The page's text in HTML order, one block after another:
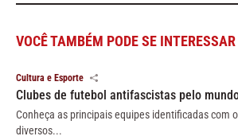
VOCÊ TAMBÉM PODE SE
Cultura e Esporte
Clubes de futebol antifascistas pelo
Conheça as principais equipes identificadas com
diversos...